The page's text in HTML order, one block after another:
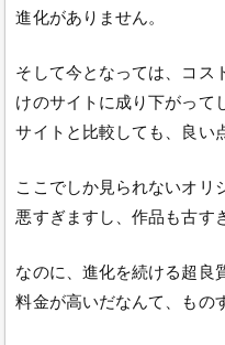
進化がありません。
そして今となっては、コス
けのサイトに成り下がって
サイトと比較しても、良い
ここでしか見られないオリ
悪すぎますし、作品も古す
なのに、進化を続ける超良
料金が高いだなんて、もの